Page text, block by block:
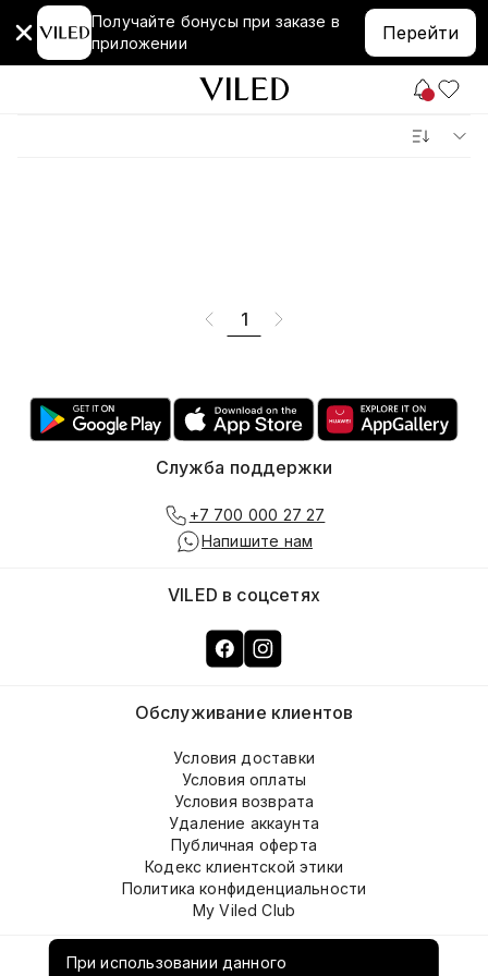
Получайте бонусы при заказе в
приложении
Перейти
1
При использовании данного
О компании
Обслуживание клиентов
Условия доставки
Условия оплаты
Условия возврата
Удаление аккаунта
Публичная оферта
Кодекс клиентской этики
Политика конфиденциальности
My Viled Club
VILED в соцсетях
Служба поддержки
+7 700 000 27 27
Напишите нам